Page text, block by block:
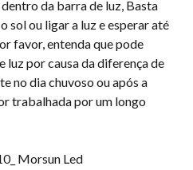
da barra de luz, Basta
sol ou ligar a luz e esperar até
favor, entenda que pode
luz por causa da diferença de
no dia chuvoso ou após a
trabalhada por um longo